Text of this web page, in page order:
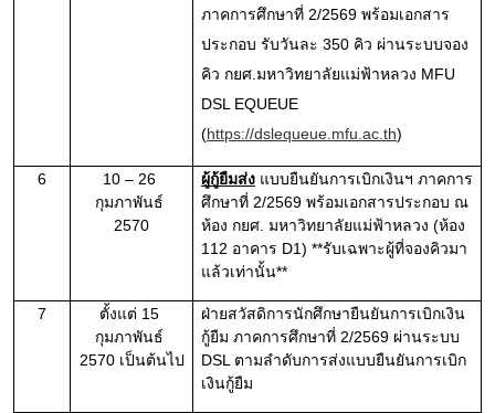
ภาคการศึกษาที่ 2/2569 พร้อมเอกสาร
ประกอบ รับวันละ 350 คิว ผ่านระบบจอง
คิว กยศ.มหาวิทยาลัยแม่ฟ้าหลวง MFU
DSL EQUEUE
(https://dslequeue.mfu.ac.th)
6
10 – 26
กุมภาพันธ์
2570
ผู้กู้ยืมส่ง แบบยืนยันการเบิกเงินฯ ภาคการ
ศึกษาที่ 2/2569 พร้อมเอกสารประกอบ ณ
ห้อง กยศ. มหาวิทยาลัยแม่ฟ้าหลวง (ห้อง
112 อาคาร D1) **รับเฉพาะผู้ที่จองคิวมา
แล้วเท่านั้น**
7
ตั้งแต่ 15
กุมภาพันธ์
2570 เป็นต้นไป
ฝ่ายสวัสดิการนักศึกษายืนยันการเบิกเงิน
กู้ยืม ภาคการศึกษาที่ 2/2569 ผ่านระบบ
DSL ตามลำดับการส่งแบบยืนยันการเบิก
เงินกู้ยืม